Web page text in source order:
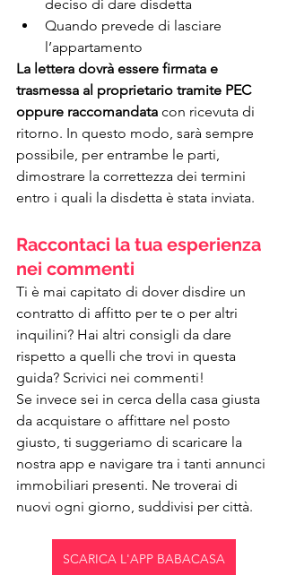
deciso di dare disdetta
Quando prevede di lasciare
l’appartamento
La lettera dovrà essere firmata e
trasmessa al proprietario tramite PEC
oppure raccomandata con ricevuta di
ritorno. In questo modo, sarà sempre
possibile, per entrambe le parti,
dimostrare la correttezza dei termini
entro i quali la disdetta è stata inviata.
Raccontaci la tua esperienza
nei commenti
Ti è mai capitato di dover disdire un
contratto di affitto per te o per altri
inquilini? Hai altri consigli da dare
rispetto a quelli che trovi in questa
guida? Scrivici nei commenti!
Se invece sei in cerca della casa giusta
da acquistare o affittare nel posto
giusto, ti suggeriamo di scaricare la
nostra app e navigare tra i tanti annunci
immobiliari presenti. Ne troverai di
nuovi ogni giorno, suddivisi per città.
SCARICA L'APP BABACASA